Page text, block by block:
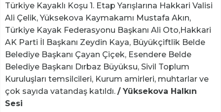
Türkiye Kayaklı Koşu 1. Etap Yarışlarına Hakkari Valisi
Ali Çelik, Yüksekova Kaymakamı Mustafa Akın,
Türkiye Kayak Federasyonu Başkanı Ali Oto,Hakkari
AK Parti İl Başkanı Zeydin Kaya, Büyükçiftlik Belde
Belediye Başkanı Çayan Çiçek, Esendere Belde
Belediye Başkanı Dırbaz Büyüksu, Sivil Toplum
Kuruluşları temsilcileri, Kurum amirleri, muhtarlar ve
çok sayıda vatandaş katıldı. / Yüksekova Halkın
Sesi